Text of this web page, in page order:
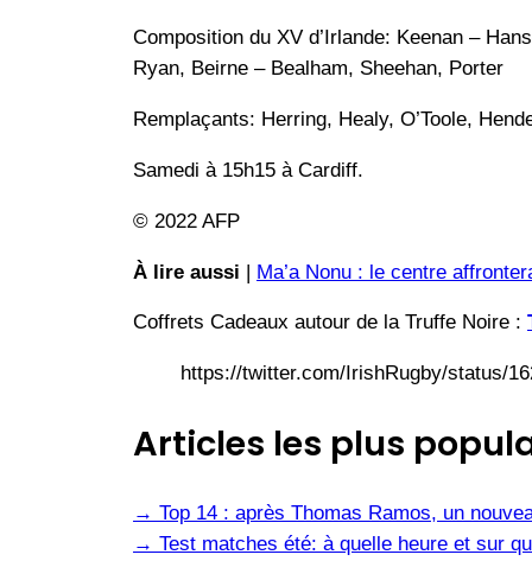
Composition du XV d’Irlande: Keenan –
Ryan, Beirne – Bealham, Sheehan, Porter
Remplaçants: Herring, Healy, O’Toole,
Samedi à 15h15 à Cardiff.
© 2022 AFP
À lire aussi | Ma’a Nonu : le centre
Coffrets Cadeaux autour de la Truffe Noire :
https://twitter.com/IrishRugby/status/
Articles les plus
→ Top 14 : après Thomas Ramos, un
→ Test matches été: à quelle heure et sur